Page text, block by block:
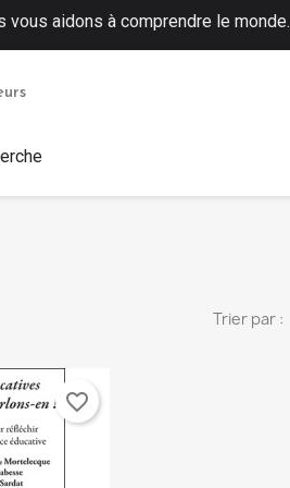
vous aidons à comprendre le monde.
Trier par :
favorite_border